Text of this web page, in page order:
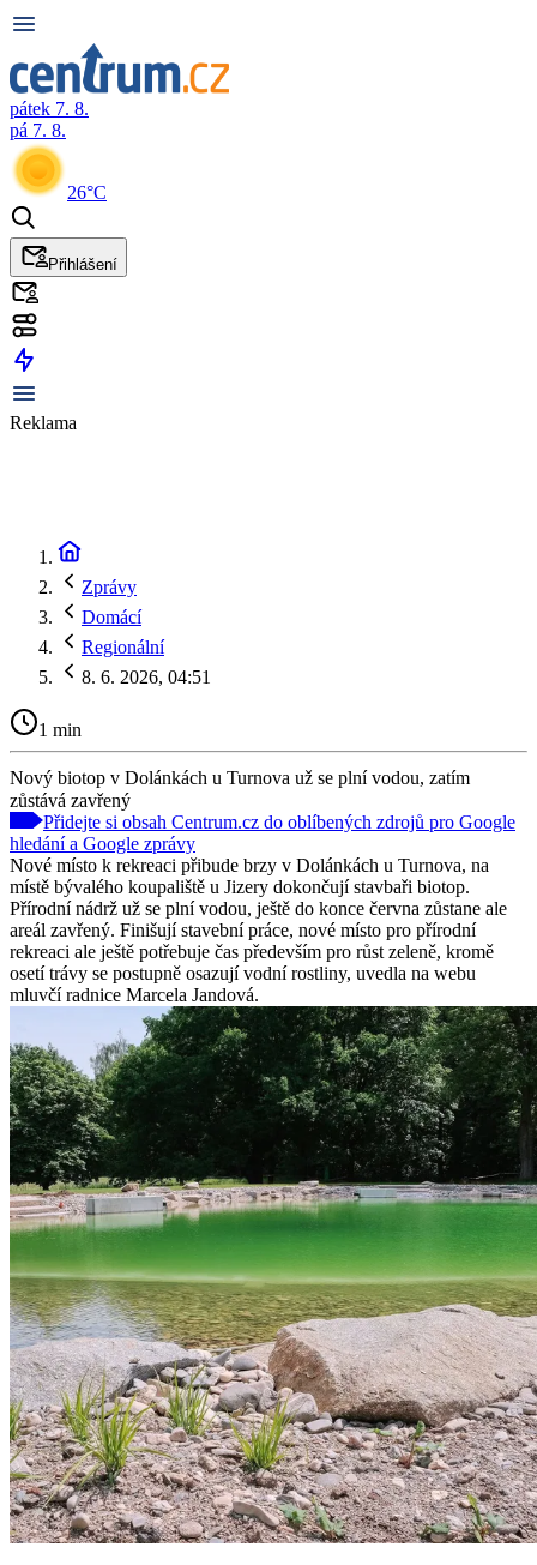
pátek 7. 8.
pá 7. 8.
26°C
Přihlášení
Reklama
Zprávy
Domácí
Regionální
8. 6. 2026, 04:51
1 min
Nový biotop v Dolánkách u Turnova už se plní vodou, zatím
zůstává zavřený
Přidejte si obsah Centrum.cz do oblíbených zdrojů pro Google
hledání a Google zprávy
Nové místo k rekreaci přibude brzy v Dolánkách u Turnova, na
místě bývalého koupaliště u Jizery dokončují stavbaři biotop.
Přírodní nádrž už se plní vodou, ještě do konce června zůstane ale
areál zavřený. Finišují stavební práce, nové místo pro přírodní
rekreaci ale ještě potřebuje čas především pro růst zeleně, kromě
osetí trávy se postupně osazují vodní rostliny, uvedla na webu
mluvčí radnice Marcela Jandová.